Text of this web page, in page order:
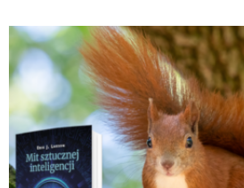
Motto
Aktualności
Teksty
Wprowadzenie